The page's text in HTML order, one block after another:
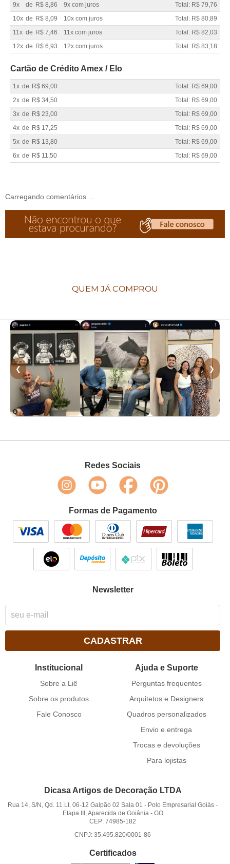
9x
de R$ 8,86 9x com juros
Total: R$ 79,76
10x de R$ 8,09 10x com juros
Total: R$ 80,89
11x de R$ 7,46 11x com juros
Total: R$ 82,03
12x de R$ 6,93 12x com juros Total: R$ 83,18
Cartão de Crédito Amex / Elo
1x de R$ 69,00
Total: R$ 69,00
2x de R$ 34,50
Total: R$ 69,00
3x de R$ 23,00
Total: R$ 69,00
4x de R$ 17,25
Total: R$ 69,00
5x de R$ 13,80
Total: R$ 69,00
6x de R$ 11,50 Total: R$ 69,00
Carregando comentários ...
QUEM JÁ COMPROU
❮ ❯
Redes Sociais
Formas de Pagamento
Newsletter
CADASTRAR
Institucional
Sobre a Liê
Sobre os produtos
Fale Conosco
Ajuda e Suporte
Perguntas frequentes
Arquitetos e Designers
Quadros personalizados
Envio e entrega
Trocas e devoluções
Para lojistas
Dicasa Artigos de Decoração LTDA
Rua 14, S/N, Qd. 11 Lt. 06-12 Galpão 02 Sala 01 - Polo Empresarial Goiás -
Etapa III, Aparecida de Goiânia- GO
CEP: 74985-182
CNPJ: 35.495.820/0001-86
Certificados